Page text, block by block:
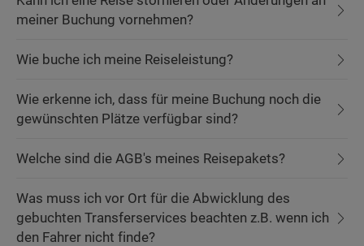
meiner Buchung vornehmen?
Wie buche ich meine Reiseleistung?
Wie erkenne ich, dass für meine Buchung noch die
gewünschten Plätze verfügbar sind?
Welche sind die AGB's meines Reisepakets?
Was muss ich vor Ort für die Abwicklung des
gebuchten Transferservices beachten z.B. wenn ich
den Fahrer nicht finde?